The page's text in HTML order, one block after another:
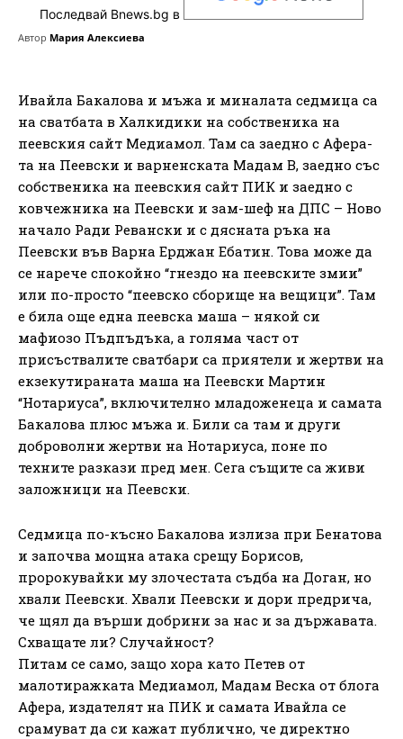
Последвай Bnews.bg в
Автор Мария Алексиева
Ивайла Бакалова и мъжа и миналата седмица са
на сватбата в Халкидики на собственика на
пеевския сайт Медиамол. Там са заедно с Афера-
та на Пеевски и варненската Мадам В, заедно със
собственика на пеевския сайт ПИК и заедно с
ковчежника на Пеевски и зам-шеф на ДПС – Ново
начало Ради Ревански и с дясната ръка на
Пеевски във Варна Ерджан Ебатин. Това може да
се нарече спокойно “гнездо на пеевските змии”
или по-просто “пеевско сборище на вещици”. Там
е била още една пеевска маша – някой си
мафиозо Пъдпъдъка, а голяма част от
присъствалите сватбари са приятели и жертви на
екзекутираната маша на Пеевски Мартин
“Нотариуса”, включително младоженеца и самата
Бакалова плюс мъжа и. Били са там и други
доброволни жертви на Нотариуса, поне по
техните разкази пред мен. Сега същите са живи
заложници на Пеевски.
Седмица по-късно Бакалова излиза при Бенатова
и започва мощна атака срещу Борисов,
пророкувайки му злочестата съдба на Доган, но
хвали Пеевски. Хвали Пеевски и дори предрича,
че щял да върши добрини за нас и за държавата.
Схващате ли? Случайност?
Питам се само, защо хора като Петев от
малотиражката Медиамол, Мадам Веска от блога
Афера, издателят на ПИК и самата Ивайла се
срамуват да си кажат публично, че директно